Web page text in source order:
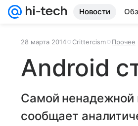
Новости
28 марта 2014 Crittercism Прочее
Android
Самой ненадежной
сообщает